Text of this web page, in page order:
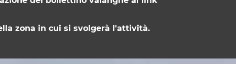
zona in cui si svolgerà l'attività.